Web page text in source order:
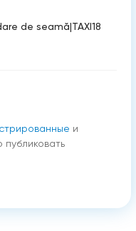
de seamă|TAXI18
и